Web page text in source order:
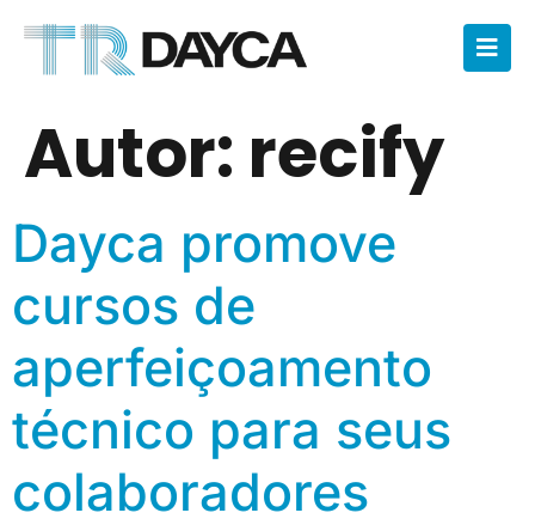
Autor: recify
Dayca promove
cursos de
aperfeiçoamento
técnico para seus
colaboradores